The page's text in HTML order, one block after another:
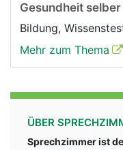
Gesundheit
Bildung,
Mehr zum Thema
ÜBER
Sprechzimmer ist